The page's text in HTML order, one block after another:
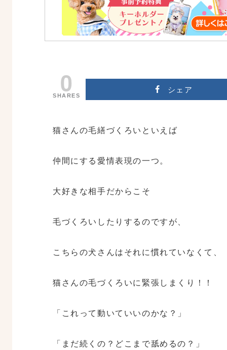
0
SHARES
シェア
猫さんの毛繕づくろいといえば
仲間にする愛情表現の一つ。
大好きな相手だからこそ
毛づくろいしたりするのですが、
こちらの犬さんはそれに慣れていなくて、
猫さんの毛づくろいに緊張しまくり！！
「これって動いていいのかな？」
「まだ続くの？どこまで舐めるの？」